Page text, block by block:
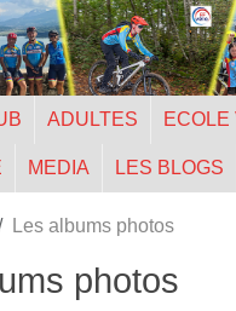
ADULTES ECOLE
MEDIA LES BLOGS
Les albums photos
photos
des cookies